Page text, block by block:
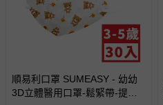
順易利口罩 SUMEASY - 幼幼
3D立體醫用口罩-鬆緊帶-提姆